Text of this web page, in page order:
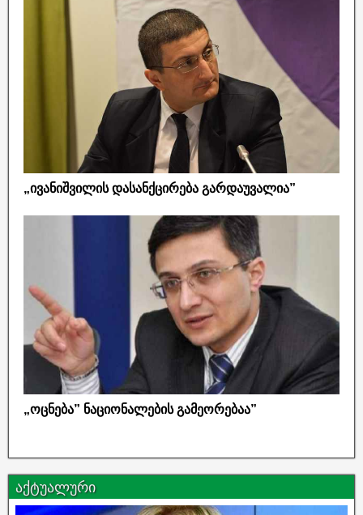
„ივანიშვილის დასანქცირება გარდაუვალია”
„ოცნება” ნაციონალების გამეორებაა”
აქტუალური